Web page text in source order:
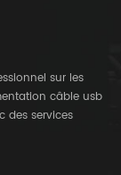
sur les
câble usb
des services